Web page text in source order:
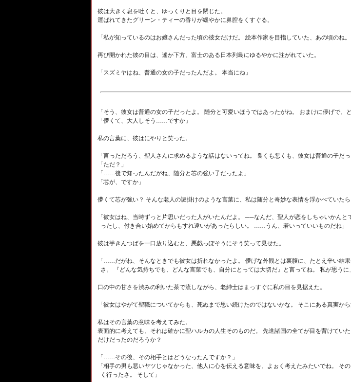
彼は大きく息を吐くと、ゆっくりと目を閉じた。
運ばれてきたグリーン・ティーの香りが緩やかに鼻腔をくすぐる。
「私が知っているのはお嬢さんだった頃の彼女だけだ。 絵本作家を目指していた、あの頃の
再び開かれた彼の目は、遙か下方、富士のある日本列島にゆるやかに注がれていた。
「スズミヤはね、普通の女の子だったんだよ。 本当にね」
「そう、彼女は普通の女の子だったよ。 随分と可愛いほうではあったがね。 おまけに儚げで、
「儚くて、大人しそう……ですか」
私の言葉に、彼はにやりと笑った。
「言っただろう、聖人さんに求めるような話はないってね。 良くも悪くも、彼女は普通の子だ
「ただ？」
「……後で知ったんだがね、随分と芯の強い子だったよ」
「芯が、ですか」
儚くて芯が強い？ そんな老人の謎掛けのような言葉に、私は随分と奇妙な表情を浮かべていた
「彼女はね、当時ずっと片思いだった人がいたんだよ。 ──なんだ、聖人が恋をしちゃいかんと
ったし、付き合い始めてからもすれ違いがあったらしい。 ……うん、若いっていいものだね」
彼は芋きんつばを一口放り込むと、悪戯っぽそうにそう笑って見せた。
「……だがね、そんなときでも彼女は折れなかったよ。 儚げな外観とは裏腹に、たとえ辛い結
さ。 『どんな気持ちでも、どんな言葉でも、自分にとっては大切だ』と言ってね。 私が思うに」
口の中の甘さを渋みの利いた茶で流しながら、老紳士はまっすぐに私の目を見据えた。
「彼女はやがて聖職についてからも、死ぬまで思い続けたのではないかな。 そこにある真実か
私はその言葉の意味を考えてみた。
表面的に考えても、それは確かに聖ハルカの人生そのものだ。 先進諸国の全てが目を背けて
だけだったのだろうか？
「……その後、その相手とはどうなったんですか？」
「相手の男も悪いヤツじゃなかった、他人に心を伝える意味を、よぉく考えたみたいでね。
く行ったさ。 そして」